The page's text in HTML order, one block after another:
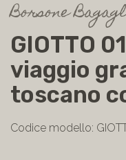
Borsone
GIOTTO
viaggio
toscano
Codice modello: